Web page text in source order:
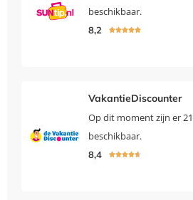
beschikbaar.
8,2 
VakantieDiscounter
Op dit moment zijn er
beschikbaar.
8,4 